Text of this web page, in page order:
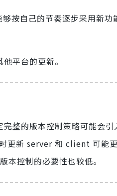
按自己的节奏逐步采用新功
平台的更新。
整的版本控制策略可能会引
更新 server 和 client 可能
本控制的必要性也较低。